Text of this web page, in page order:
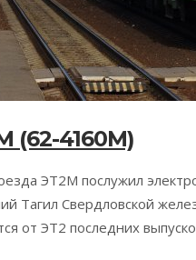
(62-4160М)
ЭТ2М послужил
Тагил Свердловской
от ЭТ2 последних